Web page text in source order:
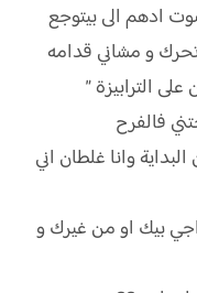
ادهم الى بيتوجع
و مشاني قدامه
الترابيزة ”
فالفرح
وانا غلطان اني
بيك او من غيرك و